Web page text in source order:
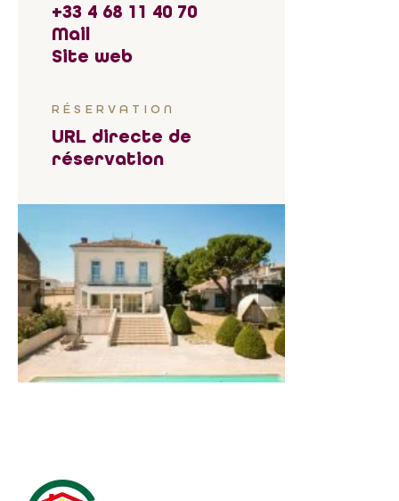
+33 4 68 11 40 70
Mail
Site web
RÉSERVATION
URL directe de
réservation